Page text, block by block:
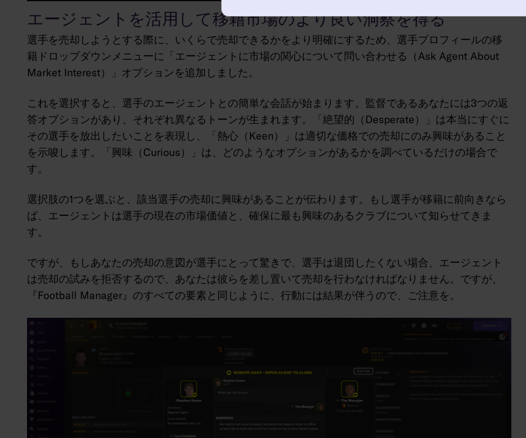
エージェントを活用して移籍市場のより良い洞察を得る
選手を売却しようとする際に、いくらで売却できるかをより明確にするため、選手プロフィールの移
籍ドロップダウンメニューに「エージェントに市場の関心について問い合わせる（Ask Agent About
Market Interest）」オプションを追加しました。
これを選択すると、選手のエージェントとの簡単な会話が始まります。監督であるあなたには3つの返
答オプションがあり、それぞれ異なるトーンが生まれます。「絶望的（Desperate）」は本当にすぐに
その選手を放出したいことを表現し、「熱心（Keen）」は適切な価格での売却にのみ興味があること
を示唆します。「興味（Curious）」は、どのようなオプションがあるかを調べているだけの場合で
す。
選択肢の1つを選ぶと、該当選手の売却に興味があることが伝わります。もし選手が移籍に前向きなら
ば、エージェントは選手の現在の市場価値と、確保に最も興味のあるクラブについて知らせてきま
す。
ですが、もしあなたの売却の意図が選手にとって驚きで、選手は退団したくない場合、エージェント
は売却の試みを拒否するので、あなたは彼らを差し置いて売却を行わなければなりません。ですが、
『Football Manager』のすべての要素と同じように、行動には結果が伴うので、ご注意を。